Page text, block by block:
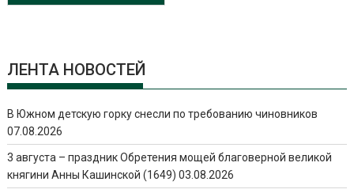
ЛЕНТА НОВОСТЕЙ
В Южном детскую горку снесли по требованию чиновников
07.08.2026
3 августа – праздник Обретения мощей благоверной великой
княгини Анны Кашинской (1649) 03.08.2026